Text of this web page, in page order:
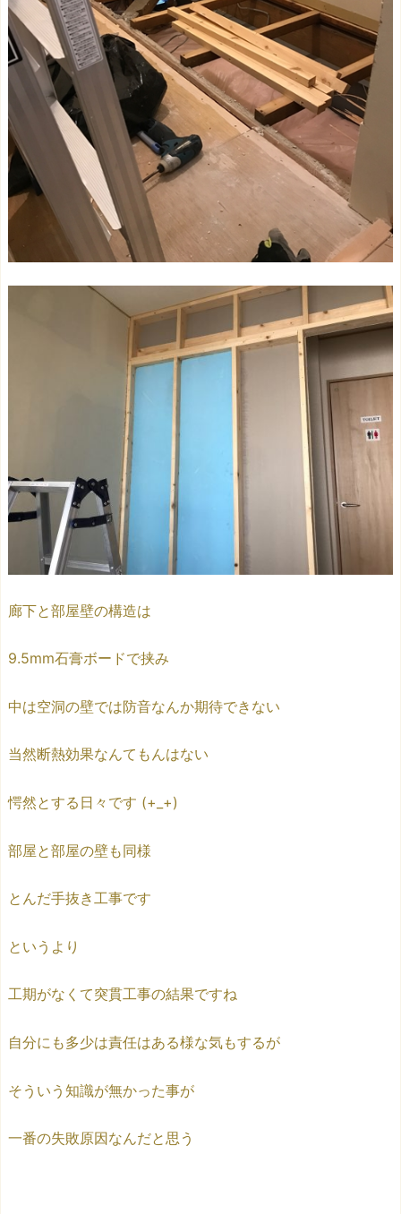
廊下と部屋壁の構造は
9.5mm石膏ボードで挟み
中は空洞の壁では防音なんか期待できない
当然断熱効果なんてもんはない
愕然とする日々です (+_+)
部屋と部屋の壁も同様
とんだ手抜き工事です
というより
工期がなくて突貫工事の結果ですね
自分にも多少は責任はある様な気もするが
そういう知識が無かった事が
一番の失敗原因なんだと思う